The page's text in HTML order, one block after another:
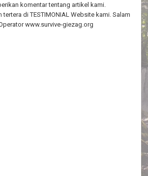
komentar tentang artikel kami.
di TESTIMONIAL Website kami. Salam
www.survive-giezag.org